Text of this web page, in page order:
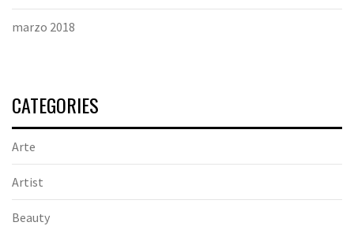
marzo 2018
CATEGORIES
Arte
Artist
Beauty